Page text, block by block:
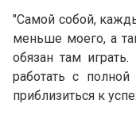
"Самой собой,
меньше моего, а
обязан там
работать с
приблизиться к